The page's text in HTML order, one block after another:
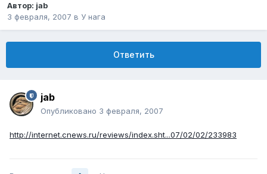
Автор: jab
3 февраля, 2007 в У нага
Ответить
jab
Опубликовано 3 февраля, 2007
http://internet.cnews.ru/reviews/index.sht...07/02/02/233983